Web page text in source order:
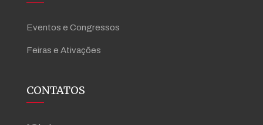
Eventos e Congressos
Feiras e Ativações
CONTATOS